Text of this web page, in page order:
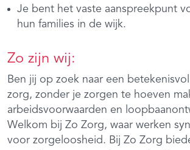
Je bent het vaste aanspreekpunt
hun families in de wijk.
Zo zijn wij:
Ben jij op zoek naar een
zorg, zonder je zorgen te hoeven
arbeidsvoorwaarden en
Welkom bij Zo Zorg, waar werken
voor zorgeloosheid. Bij Zo Zorg